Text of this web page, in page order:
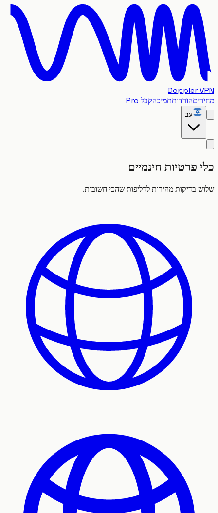
Doppler
הורדותתמיכהקבל Pro
פרטיות חינמיים
בדיקות מהירות לדליפות שהכי חשובות.